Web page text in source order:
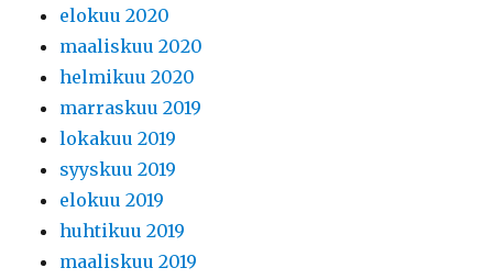
elokuu 2020
maaliskuu 2020
helmikuu 2020
marraskuu 2019
lokakuu 2019
syyskuu 2019
elokuu 2019
huhtikuu 2019
maaliskuu 2019